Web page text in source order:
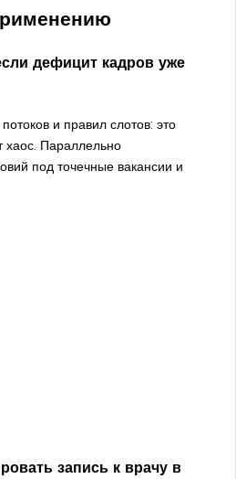
дефицит кадров уже
и правил слотов: это
хаос. Параллельно
под точечные вакансии и
запись к врачу в